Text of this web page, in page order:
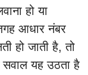
हो या
आधार नंबर
हो जाती है, तो
सवाल यह उठता है